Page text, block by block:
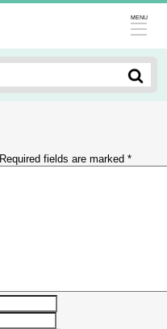
MENU
Required fields are marked *